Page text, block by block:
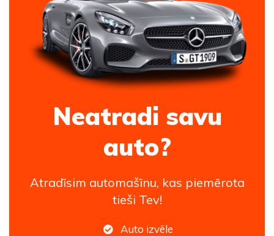
Neatradi savu
auto?
Atradīsim automašīnu, kas piemērota
tieši Tev!
Auto izvēle